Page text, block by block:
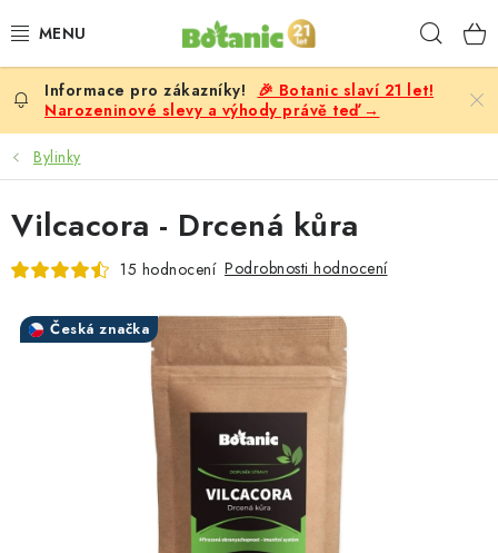
na
PREMIUM
DOPLŇKY STRAVY
CÍLE
POTRAVINY, NÁPOJE
SLEVY, AKCE
🎉 Botanic slaví 21 let!
Narozeninové slevy a výhody právě teď →
Bylinky
Vilcacora - Drcená kůra
15 hodnocení Podrobnosti hodnocení
Česká značka